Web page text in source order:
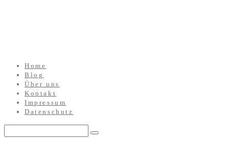
Home
Blog
Über uns
Kontakt
Impressum
Datenschutz